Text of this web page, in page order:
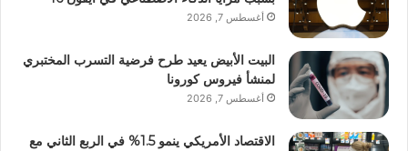
أغسطس 7, 2026
البيت الأبيض يعيد طرح فرضية التسرب المختبري
لمنشأ فيروس كورونا
أغسطس 7, 2026
الاقتصاد الأمريكي ينمو 1.5% في الربع الثاني مع